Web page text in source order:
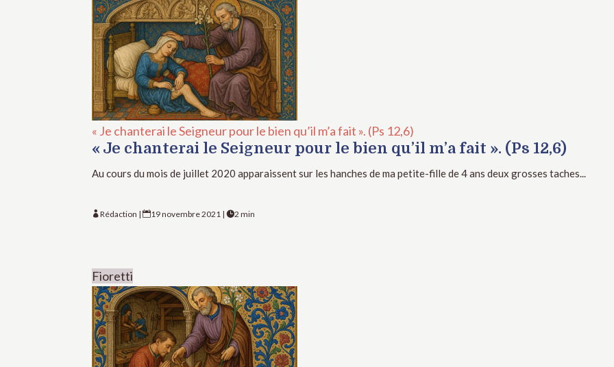
« Je chanterai le Seigneur pour le bien qu’il m’a fait ». (Ps 12,6)
« Je chanterai le Seigneur pour le bien qu’il m’a fait ». (Ps 12,6)
Au cours du mois de juillet 2020 apparaissent sur les hanches de ma petite-fille de 4 ans deux grosses taches...
Rédaction |19 novembre 2021 |2 min
Fioretti